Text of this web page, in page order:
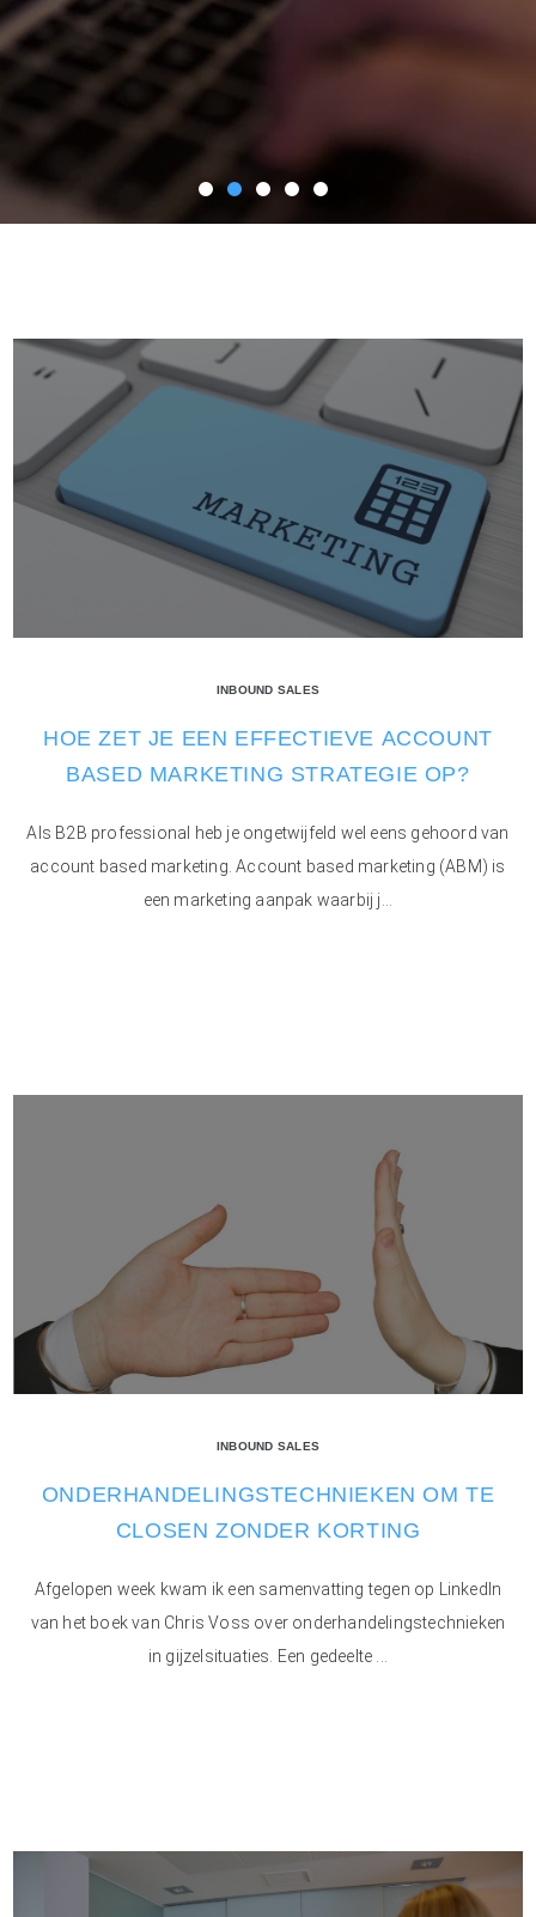
INBOUND SALES
HOE ZET JE EEN EFFECTIEVE ACCOUNT
BASED MARKETING STRATEGIE OP?
Als B2B professional heb je ongetwijfeld wel eens gehoord van
account based marketing. Account based marketing (ABM) is
een marketing aanpak waarbij j...
INBOUND SALES
ONDERHANDELINGSTECHNIEKEN OM TE
CLOSEN ZONDER KORTING
Afgelopen week kwam ik een samenvatting tegen op LinkedIn
van het boek van Chris Voss over onderhandelingstechnieken
in gijzelsituaties. Een gedeelte ...